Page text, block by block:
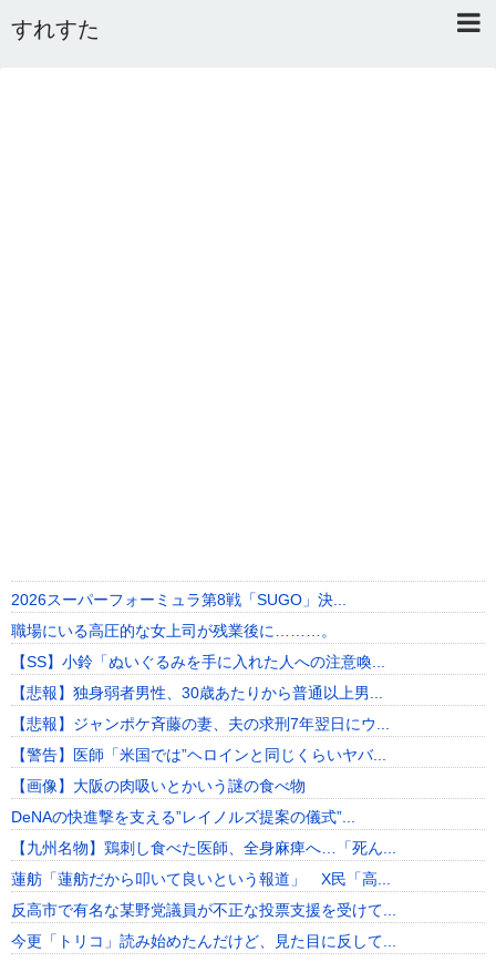
すれすた
2026スーパーフォーミュラ第8戦「SUGO」決...
職場にいる高圧的な女上司が残業後に………。
【SS】小鈴「ぬいぐるみを手に入れた人への注意喚...
【悲報】独身弱者男性、30歳あたりから普通以上男...
【悲報】ジャンポケ斉藤の妻、夫の求刑7年翌日にウ...
【警告】医師「米国では”ヘロインと同じくらいヤバ...
【画像】大阪の肉吸いとかいう謎の食べ物
DeNAの快進撃を支える”レイノルズ提案の儀式”...
【九州名物】鶏刺し食べた医師、全身麻痺へ…「死ん...
蓮舫「蓮舫だから叩いて良いという報道」 X民「高...
反高市で有名な某野党議員が不正な投票支援を受けて...
今更「トリコ」読み始めたんだけど、見た目に反して...